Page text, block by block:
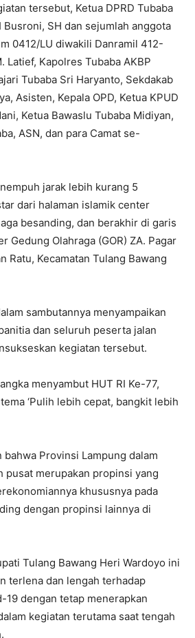
tersebut, Ketua DPRD Tubaba
Busroni, SH dan sejumlah anggota
0412/LU diwakili Danramil 412-
Latief, Kapolres Tubaba AKBP
Tubaba Sri Haryanto, Sekdakab
Asisten, Kepala OPD, Ketua KPUD
Ketua Bawaslu Tubaba Midiyan,
ASN, dan para Camat se-
jarak lebih kurang 5
dari halaman islamik center
besanding, dan berakhir di garis
Gedung Olahraga (GOR) ZA. Pagar
Ratu, Kecamatan Tulang Bawang
sambutannya menyampaikan
dan seluruh peserta jalan
kegiatan tersebut.
menyambut HUT RI Ke-77,
‘Pulih lebih cepat, bangkit lebih
bahwa Provinsi Lampung dalam
pusat merupakan propinsi yang
khususnya pada
dengan propinsi lainnya di
Tulang Bawang Heri Wardoyo ini
terlena dan lengah terhadap
19 dengan tetap menerapkan
kegiatan terutama saat tengah